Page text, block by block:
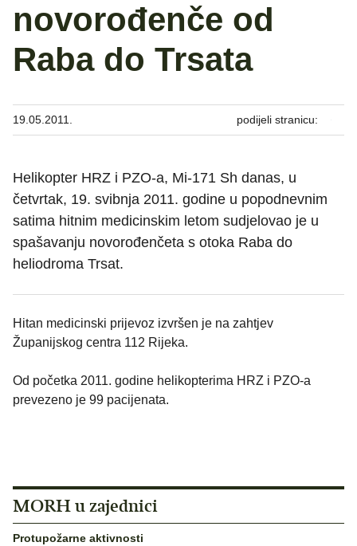
novorođenče od
Raba do Trsata
19.05.2011. podijeli stranicu:
Helikopter HRZ i PZO-a, Mi-171 Sh danas, u
četvrtak, 19. svibnja 2011. godine u popodnevnim
satima hitnim medicinskim letom sudjelovao je u
spašavanju novorođenčeta s otoka Raba do
heliodroma Trsat.
Hitan medicinski prijevoz izvršen je na zahtjev
Županijskog centra 112 Rijeka.
Od početka 2011. godine helikopterima HRZ i PZO-a
prevezeno je 99 pacijenata.
MORH u zajednici
Protupožarne aktivnosti